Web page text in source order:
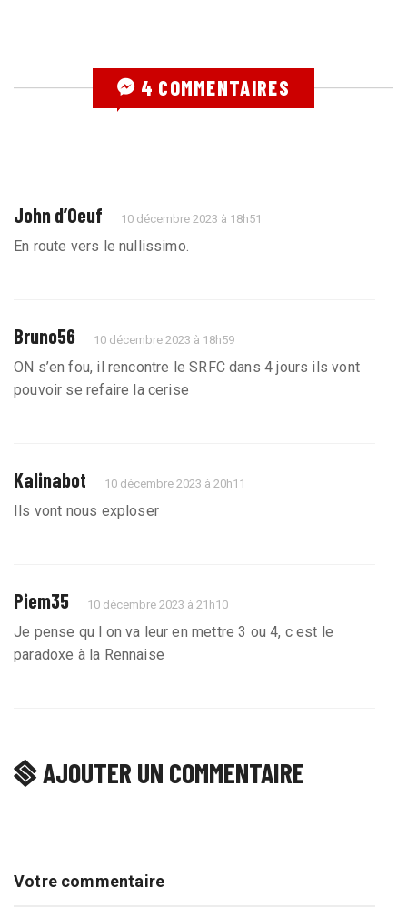
4 COMMENTAIRES
John d’Oeuf 10 décembre 2023 à 18h51
En route vers le nullissimo.
Bruno56 10 décembre 2023 à 18h59
ON s’en fou, il rencontre le SRFC dans 4 jours ils vont
pouvoir se refaire la cerise
Kalinabot 10 décembre 2023 à 20h11
Ils vont nous exploser
Piem35 10 décembre 2023 à 21h10
Je pense qu l on va leur en mettre 3 ou 4, c est le
paradoxe à la Rennaise
AJOUTER UN COMMENTAIRE
Votre commentaire